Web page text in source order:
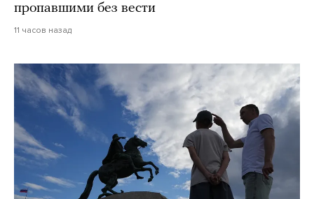
пропавшими без вести
11 часов назад